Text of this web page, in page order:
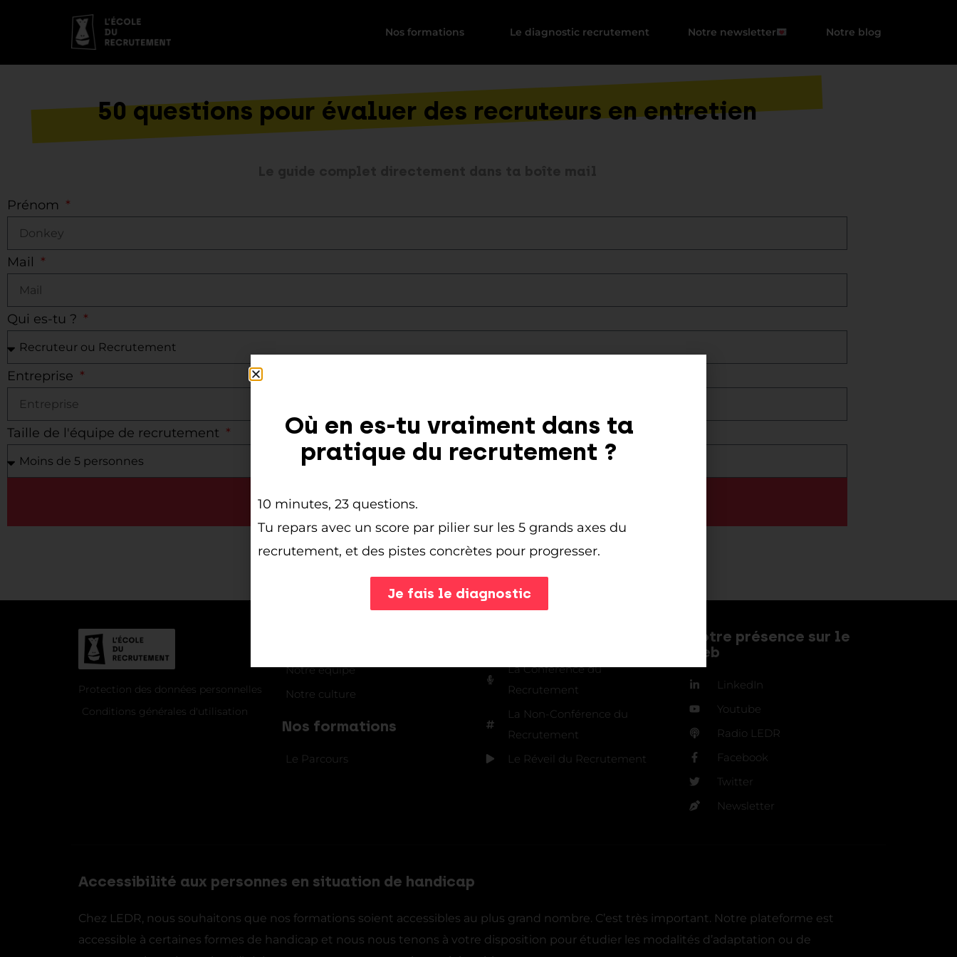
Nos formations Le diagnostic recrutement Notre newsletter Notre blog
50 questions pour évaluer des recruteurs en entretien
Prénom
Mail
Qui es-tu ?
Entreprise
Taille de l'équipe de recrutement
Recevoir les 50 questions par email
Protection des données personnelles
Conditions générales d'utilisation
Notre équipe
Notre culture
Nos formations
Le Parcours
La Conférence du
Recrutement
La Non-Conférence du
Recrutement
Le Réveil du Recrutement
Notre présence sur le
web
LinkedIn
Youtube
Radio LEDR
Facebook
Twitter
Newsletter
Accessibilité aux personnes en situation de handicap
Chez LEDR, nous souhaitons que nos formations soient accessibles au plus grand nombre. C’est très important. Notre plateforme est
accessible à certaines formes de handicap et nous nous tenons à votre disposition pour étudier les modalités d’adaptation ou de
Où en es-tu vraiment dans ta
pratique du recrutement ?
10 minutes, 23 questions.
Tu repars avec un score par pilier sur les 5 grands axes du
recrutement, et des pistes concrètes pour progresser.
Je fais le diagnostic